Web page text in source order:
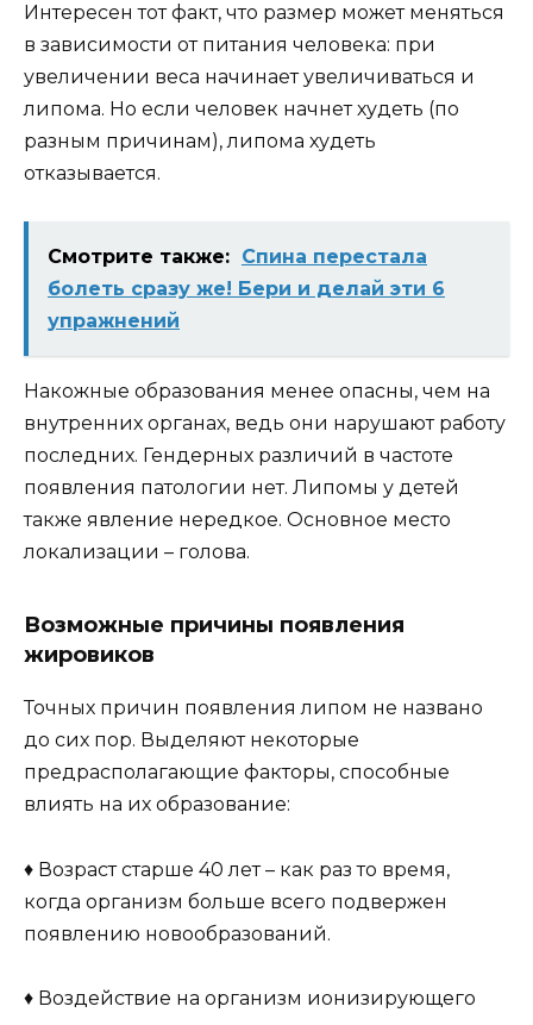
Интересен тот факт, что размер может меняться
в зависимости от питания человека: при
увеличении веса начинает увеличиваться и
липома. Но если человек начнет худеть (по
разным причинам), липома худеть
отказывается.
Смотрите также: Спина перестала
болеть сразу же! Бери и делай эти 6
упражнений
Накожные образования менее опасны, чем на
внутренних органах, ведь они нарушают работу
последних. Гендерных различий в частоте
появления патологии нет. Липомы у детей
также явление нередкое. Основное место
локализации – голова.
Возможные причины появления
жировиков
Точных причин появления липом не названо
до сих пор. Выделяют некоторые
предрасполагающие факторы, способные
влиять на их образование:
♦ Возраст старше 40 лет – как раз то время,
когда организм больше всего подвержен
появлению новообразований.
♦ Воздействие на организм ионизирующего